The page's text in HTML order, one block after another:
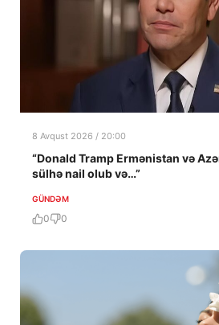
8 Avqust 2026 / 20:00
“Donald Tramp Ermənistan və
sülhə nail olub və…”
GÜNDƏM
0 0